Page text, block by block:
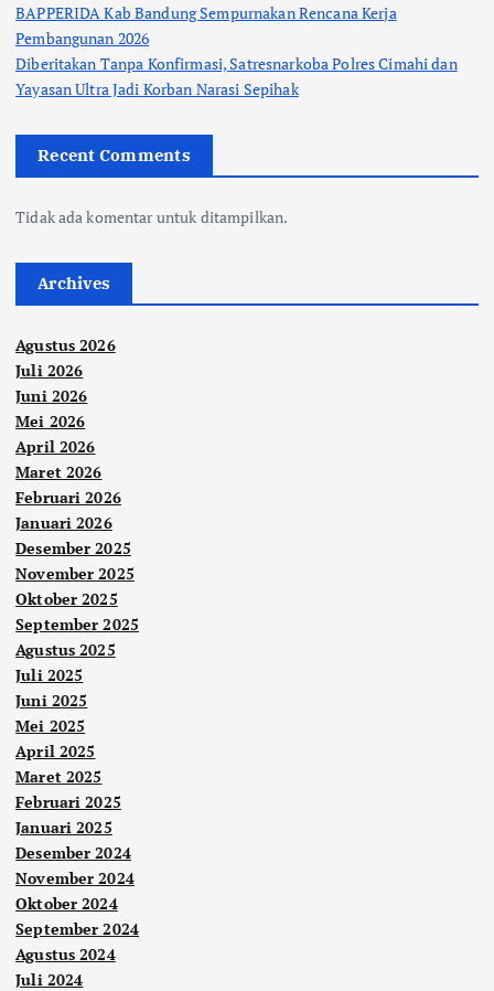
BAPPERIDA Kab Bandung Sempurnakan Rencana Kerja
Pembangunan 2026
Diberitakan Tanpa Konfirmasi, Satresnarkoba Polres Cimahi dan
Yayasan Ultra Jadi Korban Narasi Sepihak
Recent Comments
Tidak ada komentar untuk ditampilkan.
Archives
Agustus 2026
Juli 2026
Juni 2026
Mei 2026
April 2026
Maret 2026
Februari 2026
Januari 2026
Desember 2025
November 2025
Oktober 2025
September 2025
Agustus 2025
Juli 2025
Juni 2025
Mei 2025
April 2025
Maret 2025
Februari 2025
Januari 2025
Desember 2024
November 2024
Oktober 2024
September 2024
Agustus 2024
Juli 2024